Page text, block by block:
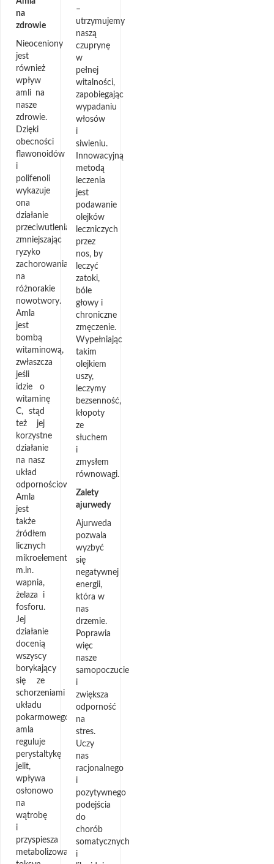
na
zdrowie
Nieoceniony
jest
również
wpływ
amli na
nasze
zdrowie.
Dzięki
obecności
flawonoidów
i
polifenoli
wykazuje
ona
działanie
przeciwutleniające,
zmniejszając
ryzyko
zachorowania
na
różnorakie
nowotwory.
Amla
jest
bombą
witaminową,
zwłaszcza
jeśli
idzie o
witaminę
C, stąd
też jej
korzystne
działanie
na nasz
układ
odpornościowy.
Amla
jest
także
źródłem
licznych
mikroelementów,
m.in.
wapnia,
żelaza i
fosforu.
Jej
działanie
docenią
wszyscy
borykający
się ze
schorzeniami
układu
pokarmowego,
amla
reguluje
perystaltykę
jelit,
wpływa
osłonowo
na
wątrobę
i
przyspiesza
metabolizowanie
–
utrzymujemy
naszą
czuprynę
w
pełnej
witalności,
zapobiegając
wypadaniu
włosów
i
siwieniu.
Innowacyjną
metodą
leczenia
jest
podawanie
olejków
leczniczych
przez
nos, by
leczyć
zatoki,
bóle
głowy i
chroniczne
zmęczenie.
Wypełniając
takim
olejkiem
uszy,
leczymy
bezsenność,
kłopoty
ze
słuchem
i
zmysłem
równowagi.
Zalety
ajurwedy
Ajurweda
pozwala
wyzbyć
się
negatywnej
energii,
która w
nas
drzemie.
Poprawia
więc
nasze
samopoczucie
i
zwiększa
odporność
na
stres.
Uczy
nas
racjonalnego
i
pozytywnego
podejścia
do
chorób
somatycznych
i